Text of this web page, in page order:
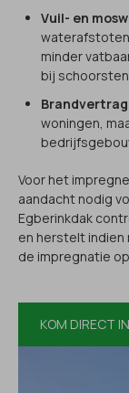
Vuil- en
minder
bij
woningen,
Voor het
aandacht nodig
Egberinkdak
en herstelt
de impregnatie
KOM DIRECT